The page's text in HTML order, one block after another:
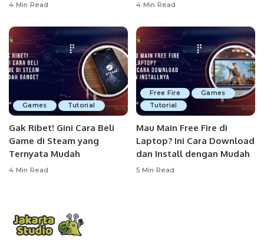
4 Min Read 4 Min Read
Games Tutorial
Gak Ribet! Gini Cara Beli
Game di Steam yang
Ternyata Mudah
4 Min Read
Free Fire
Games
Tutorial
Mau Main Free Fire di
Laptop? Ini Cara Download
dan Install dengan Mudah
5 Min Read